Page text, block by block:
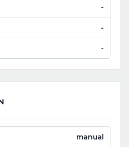
-
-
-
manual